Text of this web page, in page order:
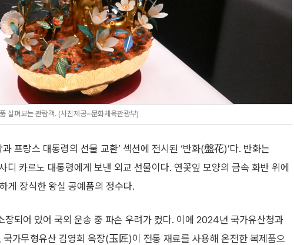
살펴보는 관람객. (사진제공=문화체육관광부)
프랑스 대통령의 선물 교환’ 섹션에 전시된 ‘반화(盤花)’다. 반화는
카르노 대통령에게 보낸 외교 선물이다. 연꽃잎 모양의 금속 화반 위에
게 장식한 왕실 공예품의 정수다.
되어 있어 국외 운송 중 파손 우려가 컸다. 이에 2024년 국가유산청과
가무형유산 김영희 옥장(玉匠)이 전통 재료를 사용해 온전한 복제품으